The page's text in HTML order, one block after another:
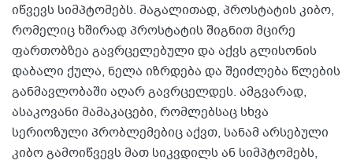
იწვევს სიმპტომებს. მაგალითად, პროსტატის კიბო,
რომელიც ხშირად პროსტატის შიგნით მცირე
ფართობზეა გავრცელებული და აქვს გლისონის
დაბალი ქულა, ნელა იზრდება და შეიძლება წლების
განმავლობაში აღარ გავრცელდეს. ამგვარად,
ასაკოვანი მამაკაცები, რომლებსაც სხვა
სერიოზული პრობლემებიც აქვთ, სანამ არსებული
კიბო გამოიწვევს მათ სიკვდილს ან სიმპტომებს,